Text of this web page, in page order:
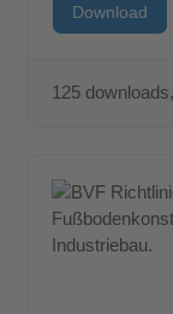
Download
125 downloads